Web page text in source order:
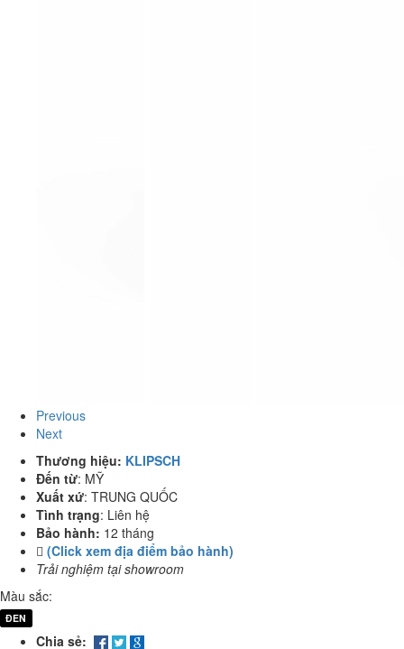
Previous
Next
Thương hiệu: KLIPSCH
Đến từ: MỸ
Xuất xứ: TRUNG QUỐC
Tình trạng: Liên hệ
Bảo hành: 12 tháng
(Click xem địa điểm bảo hành)
Trải nghiệm tại showroom
Màu sắc:
ĐEN
Chia sẻ: